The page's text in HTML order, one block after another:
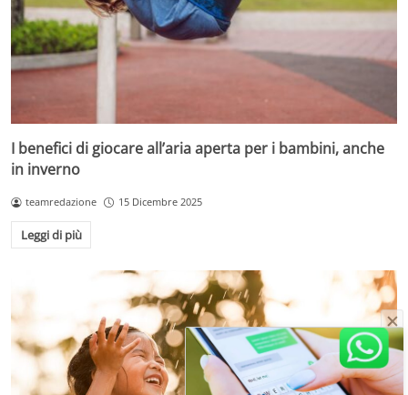
I benefici di giocare all’aria aperta per i bambini, anche
in inverno
teamredazione 15 Dicembre 2025
Leggi di più